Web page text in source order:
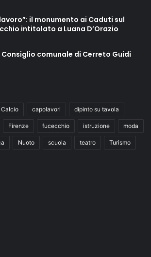
il monumento ai Caduti sul
intitolato a Luana D’Orazio
comunale di Cerreto Guidi
Calcio capolavori dipinto su tavola
Firenze fucecchio istruzione moda
Nuoto scuola teatro Turismo